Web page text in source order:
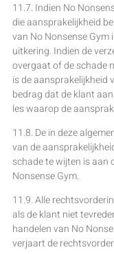
11.7. Indien No
die aansprakelijkheid
van No Nonsense Gym
uitkering. Indien de
overgaat of de schade
is de aansprakelijkheid
bedrag dat de klant
les waarop de
11.8. De in deze
van de
schade te wijten is aan
Nonsense Gym.
11.9. Alle
als de klant niet
handelen van No
verjaart de